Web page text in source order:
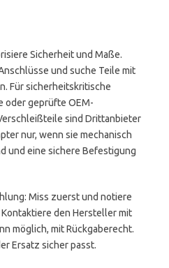
Sicherheit und Maße.
und suche Teile mit
Für sicherheitskritische
oder geprüfte OEM-
sind Drittanbieter
nur, wenn sie mechanisch
und eine sichere Befestigung
Miss zuerst und notiere
den Hersteller mit
möglich, mit Rückgaberecht.
Ersatz sicher passt.